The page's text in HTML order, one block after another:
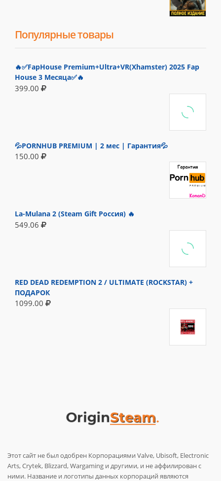
Популярные товары
🔥✅FapHouse Premium+Ultra+VR(Xhamster) 2025 Fap
House 3 Месяца✅🔥
399.00
💦PORNHUB PREMIUM | 2 мес | Гарантия💦
150.00
La-Mulana 2 (Steam Gift Россия) 🔥
549.06
RED DEAD REDEMPTION 2 / ULTIMATE (ROCKSTAR) +
ПОДАРОК
1099.00
Этот сайт не был одобрен Корпорациями Valve, Ubisoft, Electronic
Arts, Crytek, Blizzard, Wargaming и другими, и не аффилирован с
ними. Название и логотипы данных корпораций являются